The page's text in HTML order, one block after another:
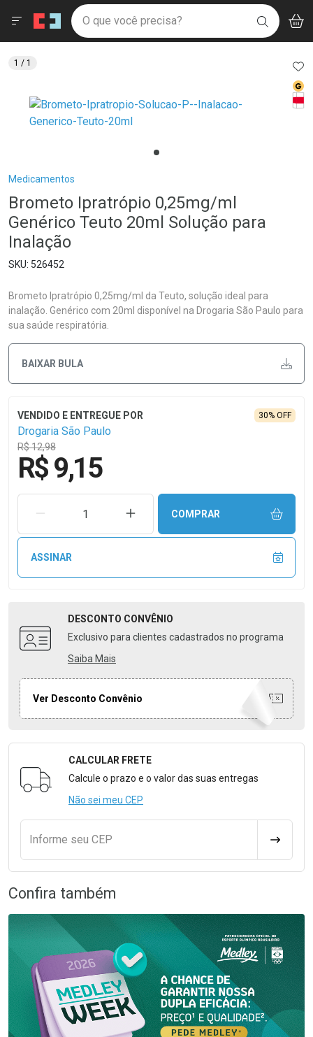
Drogaria São Paulo
Ir direto para a home
pela página
Ir direto para o conteúdo
Ir direto para a busca
Ir direto para a conta
Ir direto para a notificações
Ir direto para o carrinho
Ir direto para o menu
Faça a sua busca
O que você precisa? BUSCAR
Menu
Breadcrumb
Medicamentos
Brometo Ipratrópio 0,25mg/ml
Genérico Teuto 20ml Solução para
Inalação
526452
Brometo Ipratrópio 0,25mg/ml da Teuto, solução ideal para
inalação. Genérico com 20ml disponível na Drogaria São Paulo para
sua saúde respiratória.
BAIXAR BULA
Drogaria São Paulo
R$ 12,98
30% OFF
R$ 9,15
REMOVER UMA UNIDADEAUMENTAR UMA UNIDADE
COMPRAR
ASSINAR
DESCONTO CONVÊNIO
Exclusivo para clientes cadastrados no programa
Saiba Mais
Ver Desconto Convênio
Formulário para Calcular o Frete
CALCULAR FRETE
Calcule o prazo e o valor das suas entregas
Não sei meu CEP
Informe seu CEP
1 / 1
Confira também